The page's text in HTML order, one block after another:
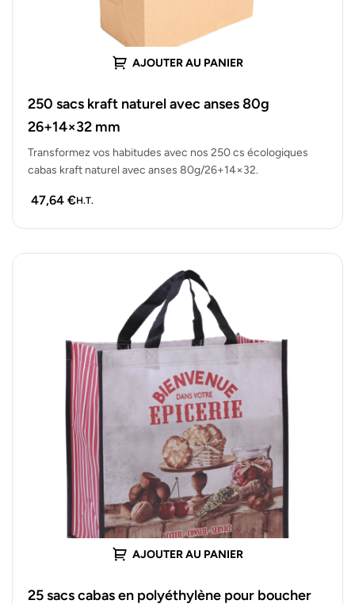
AJOUTER AU PANIER
250 sacs kraft naturel avec anses 80g
26+14×32 mm
Transformez vos habitudes avec nos 250 cs écologiques
cabas kraft naturel avec anses 80g/26+14×32.
47,64 €H.T.
AJOUTER AU PANIER
25 sacs cabas en polyéthylène pour boucher